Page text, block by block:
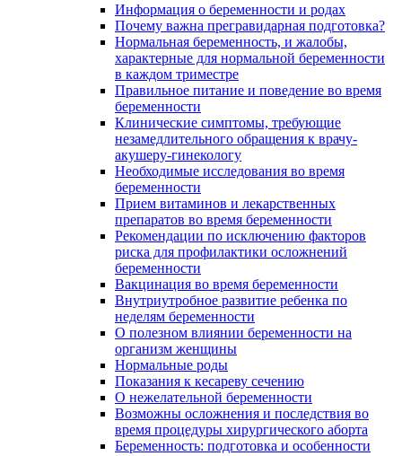
Информация о беременности и родах
Почему важна прегравидарная подготовка?
Нормальная беременность, и жалобы,
характерные для нормальной беременности
в каждом триместре
Правильное питание и поведение во время
беременности
Клинические симптомы, требующие
незамедлительного обращения к врачу-
акушеру-гинекологу
Необходимые исследования во время
беременности
Прием витаминов и лекарственных
препаратов во время беременности
Рекомендации по исключению факторов
риска для профилактики осложнений
беременности
Вакцинация во время беременности
Внутриутробное развитие ребенка по
неделям беременности
О полезном влиянии беременности на
организм женщины
Нормальные роды
Показания к кесареву сечению
О нежелательной беременности
Возможны осложнения и последствия во
время процедуры хирургического аборта
Беременность: подготовка и особенности